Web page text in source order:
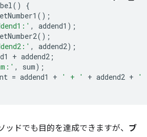
()
{
();
, addend1 );
();
, addend2);
+ addend2 ;
, sum);
= addend1 + ' + ' + addend2 +
'
ッドでも目的を達成できますが、 ブ